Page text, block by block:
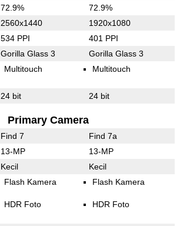
72.9% 72.9%
2560x1440 1920x1080
534 PPI 401 PPI
Gorilla Glass 3 Gorilla Glass 3
Multitouch Multitouch
24 bit 24 bit
Primary Camera
Find 7 Find 7a
13-MP 13-MP
Kecil Kecil
Flash Kamera
HDR Foto
Flash Kamera
HDR Foto